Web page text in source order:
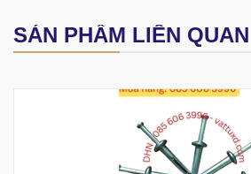
SẢN PHẨM LIÊN QUAN